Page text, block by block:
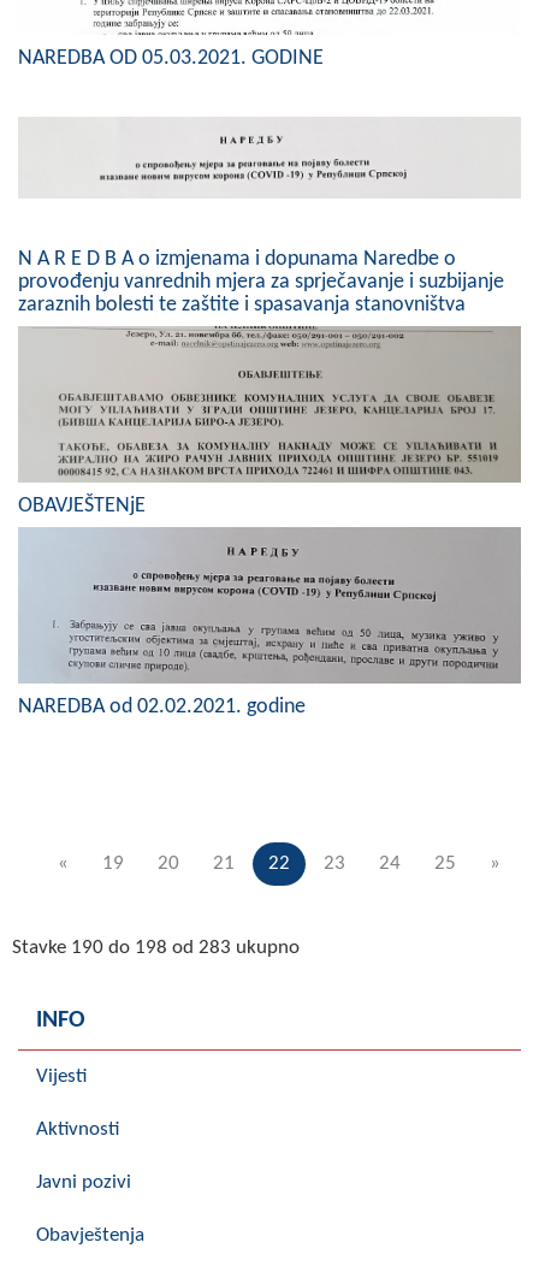
Sport
NAREDBA OD 05.03.2021. GODINE
N A R E D B A o izmjenama i dopunama Naredbe o
provođenju vanrednih mjera za sprječavanje i suzbijanje
zaraznih bolesti te zaštite i spasavanja stanovništva
OBAVJEŠTENjE
NAREDBA od 02.02.2021. godine
« 19 20 21 22 23 24 25 »
Stavke 190 do 198 od 283 ukupno
INFO
Vijesti
Aktivnosti
Javni pozivi
Obavještenja